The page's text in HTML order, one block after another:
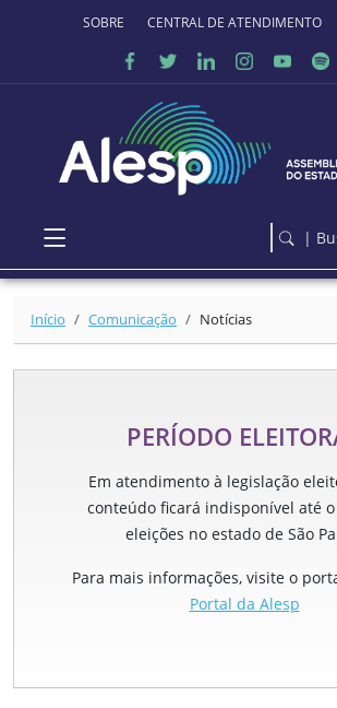
Ir para o conteúdo principal
SOBRE O PORTALCENTRAL DE ATENDIMENTO
|
Início Comunicação Notícias
PERÍODO
Em atendimento à legislação
conteúdo ficará indisponível até
eleições no estado de São
Para mais informações, visite o
Portal da Alesp